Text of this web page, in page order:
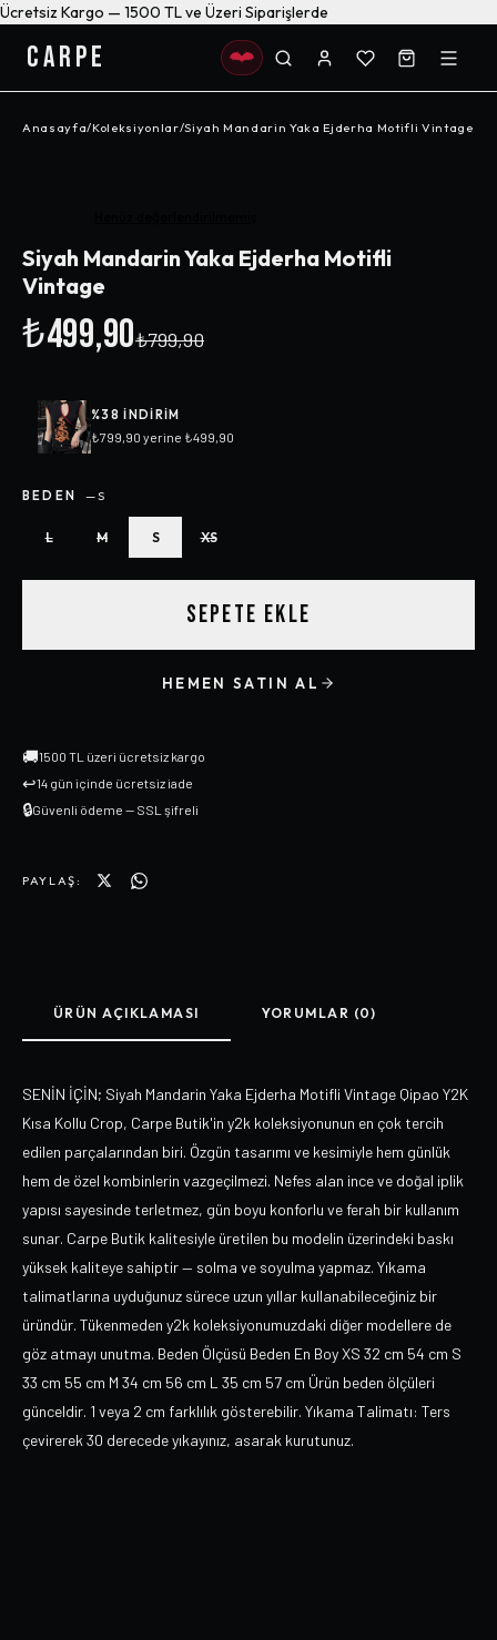
Ücretsiz Kargo — 1500 TL ve Üzeri Siparişlerde
CARPE
Anasayfa/Koleksiyonlar/Siyah Mandarin Yaka Ejderha Motifli Vintage
Siyah Mandarin Yaka Ejderha Motifli
Vintage
₺499,90₺799,90
%38 INDIRIM
₺799,90 yerine ₺499,90
BEDEN —S
L M S XS
SEPETE EKLE
HEMEN SATIN AL
🚚1500 TL üzeri ücretsiz kargo
↩14 gün içinde ücretsiz iade
🔒Güvenli ödeme — SSL şifreli
PAYLAŞ:
ÜRÜN AÇIKLAMASI YORUMLAR (0)
SENİN İÇİN; Siyah Mandarin Yaka Ejderha Motifli Vintage Qipao Y2K
Kısa Kollu Crop, Carpe Butik'in y2k koleksiyonunun en çok tercih
edilen parçalarından biri. Özgün tasarımı ve kesimiyle hem günlük
hem de özel kombinlerin vazgeçilmezi. Nefes alan ince ve doğal iplik
yapısı sayesinde terletmez, gün boyu konforlu ve ferah bir kullanım
sunar. Carpe Butik kalitesiyle üretilen bu modelin üzerindeki baskı
yüksek kaliteye sahiptir — solma ve soyulma yapmaz. Yıkama
talimatlarına uyduğunuz sürece uzun yıllar kullanabileceğiniz bir
üründür. Tükenmeden y2k koleksiyonumuzdaki diğer modellere de
göz atmayı unutma. Beden Ölçüsü Beden En Boy XS 32 cm 54 cm S
33 cm 55 cm M 34 cm 56 cm L 35 cm 57 cm Ürün beden ölçüleri
günceldir. 1 veya 2 cm farklılık gösterebilir. Yıkama Talimatı: Ters
çevirerek 30 derecede yıkayınız, asarak kurutunuz.